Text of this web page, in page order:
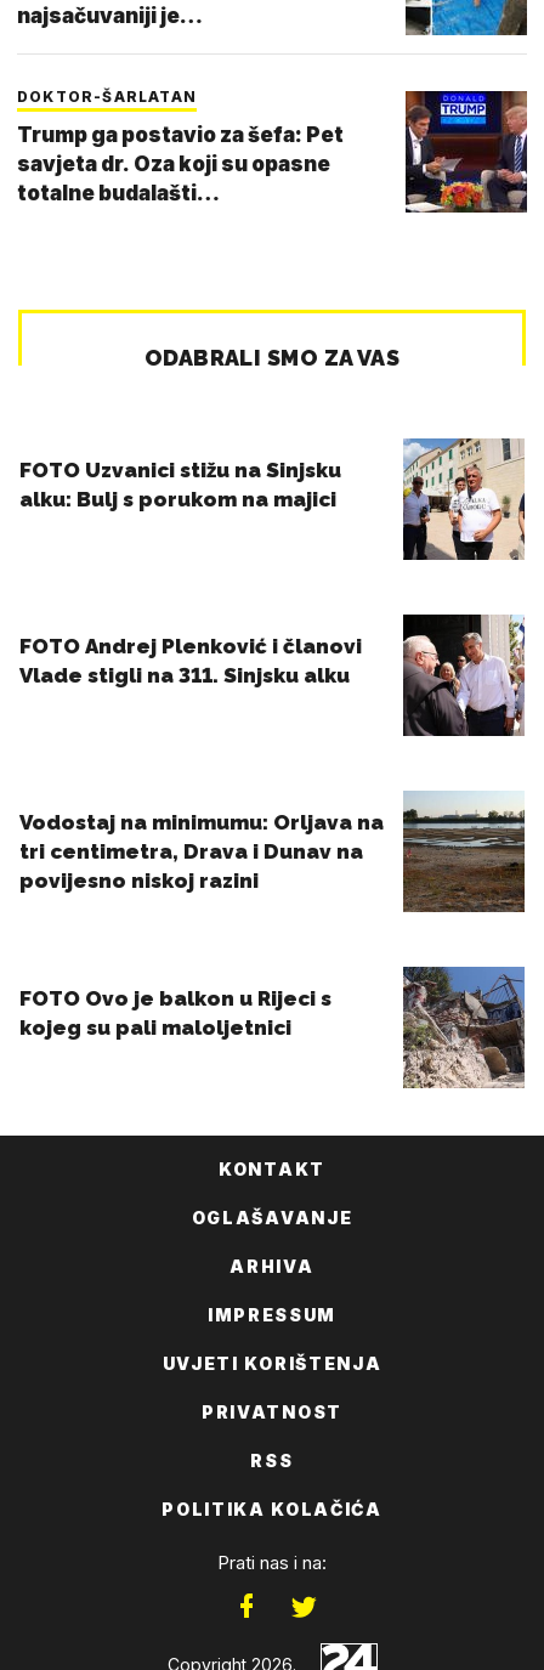
najsačuvaniji je…
DOKTOR-ŠARLATAN
Trump ga postavio za šefa: Pet
savjeta dr. Oza koji su opasne
totalne budalašti…
KONTAKT
OGLAŠAVANJE
ARHIVA
IMPRESSUM
UVJETI KORIŠTENJA
PRIVATNOST
RSS
POLITIKA KOLAČIĆA
Prati nas i na:
Copyright 2026.